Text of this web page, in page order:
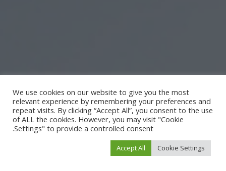
We use cookies on our website to give you the most
relevant experience by remembering your preferences and
repeat visits. By clicking “Accept All”, you consent to the use
of ALL the cookies. However, you may visit "Cookie
Settings" to provide a controlled consent.
Cookie Settings
Accept All